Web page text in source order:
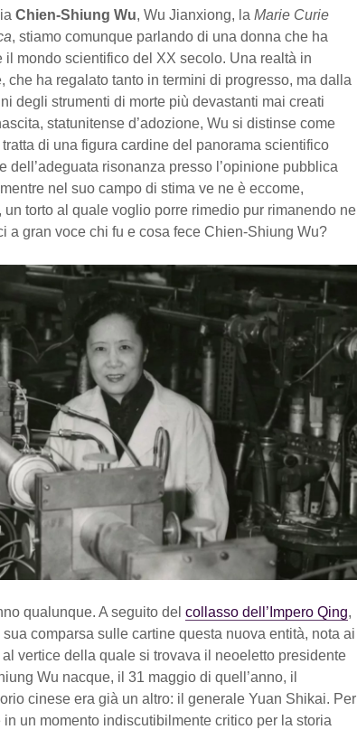
Chien-Shiung Wu, Wu Jianxiong, la Marie Curie
, stiamo comunque parlando di una donna che ha
mondo scientifico del XX secolo. Una realtà in
che ha regalato tanto in termini di progresso, ma dalla
degli strumenti di morte più devastanti mai creati
statunitense d’adozione, Wu si distinse come
di una figura cardine del panorama scientifico
dell’adeguata risonanza presso l’opinione pubblica
nel suo campo di stima ve ne è eccome,
un torto al quale voglio porre rimedio pur rimanendo nel
a gran voce chi fu e cosa fece Chien-Shiung Wu?
qualunque. A seguito del collasso dell’Impero Qing,
comparsa sulle cartine questa nuova entità, nota ai
al vertice della quale si trovava il neoeletto presidente
Wu nacque, il 31 maggio di quell’anno, il
cinese era già un altro: il generale Yuan Shikai. Per
un momento indiscutibilmente critico per la storia